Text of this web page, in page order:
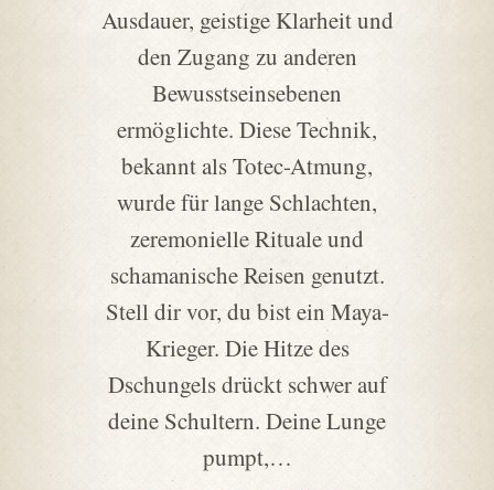
Ausdauer, geistige Klarheit und
den Zugang zu anderen
Bewusstseinsebenen
ermöglichte. Diese Technik,
bekannt als Totec-Atmung,
wurde für lange Schlachten,
zeremonielle Rituale und
schamanische Reisen genutzt.
Stell dir vor, du bist ein Maya-
Krieger. Die Hitze des
Dschungels drückt schwer auf
deine Schultern. Deine Lunge
pumpt,…